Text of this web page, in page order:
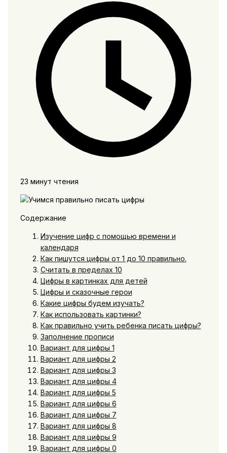
23 минут чтения
Содержание
Изучение цифр с помощью времени и
календаря
Как пишутся цифры от 1 до 10 правильно.
Считать в пределах 10
Цифры в картинках для детей
Цифры и сказочные герои
Какие цифры будем изучать?
Как использовать картинки?
Как правильно учить ребенка писать цифры?
Заполнение прописи
Вариант для цифры 1
Вариант для цифры 2
Вариант для цифры 3
Вариант для цифры 4
Вариант для цифры 5
Вариант для цифры 6
Вариант для цифры 7
Вариант для цифры 8
Вариант для цифры 9
Вариант для цифры 0